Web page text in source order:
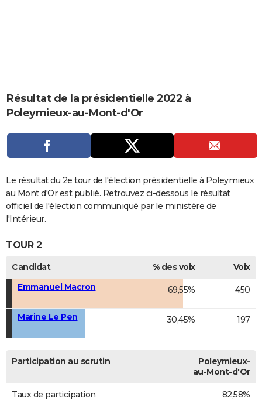
DICTIONNAIRE
PROGRAMME TV
COPAINS D'AVANT
S'inscrire
Se connecter
Lycées
Collèges
Primaires
Universités
Entreprises
Service militaire
Avis de recherche
AVIS DE DÉCÈS
FORUM
Bricolage
Lifestyle
Culture
Sport
Auto
Television
Voyage
Cinema
Résultat de la présidentielle 2022 à
Poleymieux-au-Mont-d'Or
Le résultat du 2e tour de l'élection présidentielle à Poleymieux
au Mont d'Or est publié. Retrouvez ci-dessous le résultat
officiel de l'élection communiqué par le ministère de
l'Intérieur.
TOUR 2
Candidat % des voix
Voix
Emmanuel Macron
69,55% 450
Marine Le Pen 30,45% 197
Participation au scrutin
Poleymieux-
au-Mont-d'Or
Taux de participation 82,58%